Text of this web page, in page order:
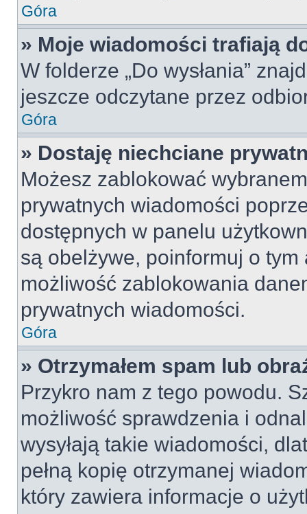
Góra
» Moje wiadomości trafiają
W folderze „Do wysłania”
jeszcze odczytane przez
Góra
» Dostaję niechciane
Możesz zablokować
prywatnych wiadomości
dostępnych w panelu
są obelżywe, poinformuj o
możliwość zablokowania
prywatnych wiadomości.
Góra
» Otrzymałem spam lub
Przykro nam z tego powodu.
możliwość sprawdzenia i
wysyłają takie wiadomości,
pełną kopię otrzymanej
który zawiera informacje o